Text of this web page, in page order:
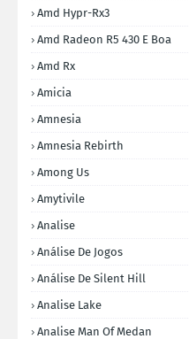
Amd Hypr-Rx3
Amd Radeon R5 430 E Boa
Amd Rx
Amicia
Amnesia
Amnesia Rebirth
Among Us
Amytivile
Analise
Análise De Jogos
Análise De Silent Hill
Analise Lake
Analise Man Of Medan